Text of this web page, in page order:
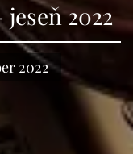
2022
2022